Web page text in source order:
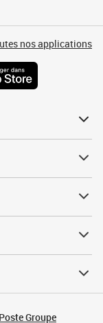
nos applications
Groupe